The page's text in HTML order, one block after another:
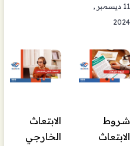
11 ديسمبر ,
2024
شروط
الابتعاث
الابتعاث
الخارجي